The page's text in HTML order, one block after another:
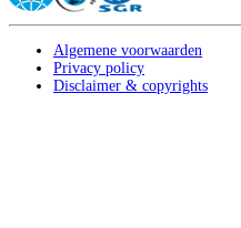
Algemene voorwaarden
Privacy policy
Disclaimer & copyrights